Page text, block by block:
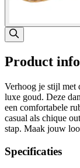
Product
Verhoog je stijl met
luxe goud. Deze
een comfortabele
casual als chique
stap. Maak jouw
Specificaties